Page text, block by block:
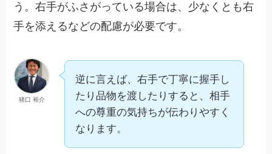
う。右手がふさがっている場合は、少なくとも右
手を添えるなどの配慮が必要です。
猪口 裕介
逆に言えば、右手で丁寧に握手し
たり品物を渡したりすると、相手
への尊重の気持ちが伝わりやすく
なります。